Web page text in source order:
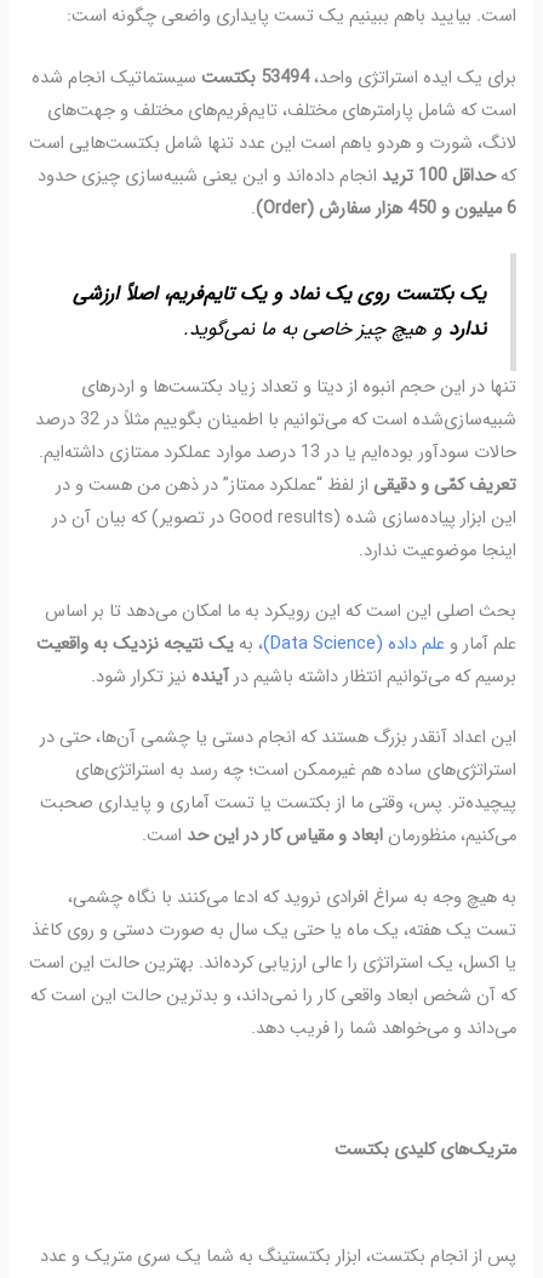
است. بیایید باهم ببینیم یک تست پایداری واضعی چگونه است:
برای یک ایده استراتژی واحد،53494 بکتست
سیستماتیک انجام شده
است که شامل پارامترهای مختلف، تایم‌فریم‌های مختلف و جهت‌های
لانگ، شورت و هردو باهم است این عدد تنها شامل بکتست‌هایی است
کهحداقل 100 ترید انجام داده‌اند و این یعنی شبیه‌سازی چیزی حدود
6 میلیون و 450 هزار سفارش (Order)
.
یک بکتست روی یک نماد و یک تایم‌فریم، اصلاً ارزشی
ندارد و هیچ چیز خاصی به ما نمی‌گوید.
تنها در این حجم انبوه از دیتا و تعداد زیاد بکتست‌ها و اردرهای
شبیه‌سازی‌شده است که می‌توانیم با اطمینان بگوییم مثلاً در 32 درصد
حالات سودآور بوده‌ایم یا در 13 درصد موارد عملکرد ممتازی داشته‌ایم.
تعریف کمّی و دقیقی از لفظ “عملکرد ممتاز” در ذهن من هست و در
این ابزار پیاده‌سازی شده (Good results در تصویر) که بیان آن در
اینجا موضوعیت ندارد.
بحث اصلی این است که این رویکرد به ما امکان می‌دهد تا بر اساس
علم آمار و علم داده (Data Science) ، به یک نتیجه نزدیک به واقعیت
برسیمکه می‌توانیم انتظار داشته باشیم درآینده نیز تکرار شود.
این اعداد آنقدر بزرگ هستند که انجام دستی یا چشمی آن‌ها،حتی در
استراتژی‌های ساده هم غیرممکن است؛ چه رسد به استراتژی‌های
پیچیده‌تر. پس، وقتی ما از بکتست یا تست آماری و پایداری صحبت
می‌کنیم، منظورمانابعاد و مقیاس کار در این حد است.
به هیچ وجه به سراغ افرادی نروید که ادعا می‌کنند با نگاه چشمی،
تست یک هفته، یک ماه یا حتی یک سال به صورت دستی و روی کاغذ
یا اکسل، یک استراتژی را عالی ارزیابی کرده‌اند. بهترین حالت این است
که آن شخص ابعاد واقعی کار را نمی‌داند، و بدترین حالت این است که
می‌داند و می‌خواهد شما را فریب دهد.
متریک‌های کلیدی بکتست
پس از انجام بکتست، ابزار بکتستینگ به شما یک سری متریک و عدد